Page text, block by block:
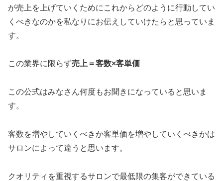
が売上を上げていくためにこれからどのように行動してい
くべきなのかを私なりにお伝えしていけたらと思っていま
す。
この業界に限らず売上＝客数×客単価
この公式はみなさん何度もお聞きになっていると思いま
す。
客数を増やしていくべきか客単価を増やしていくべきかは
サロンによって違うと思います。
クオリティを重視するサロンで最低限の集客ができている